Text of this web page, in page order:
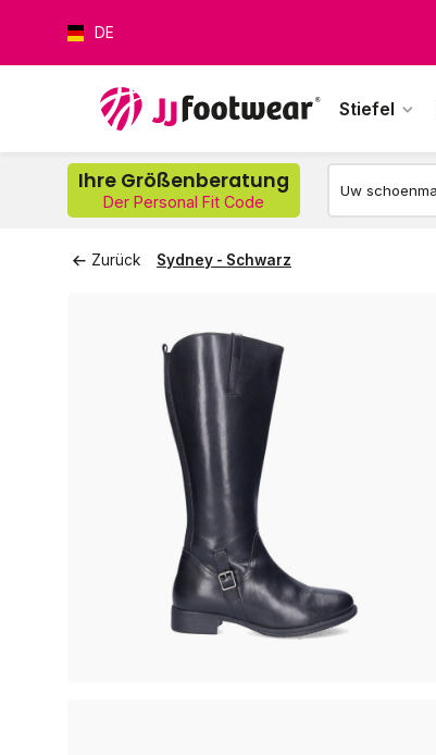
DE
Stiefel
Ihre Größenberatung
Der Personal Fit Code
Zurück Sydney - Schwarz